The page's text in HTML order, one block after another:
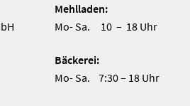
Mehlladen:
Mo- Sa. 10 – 18 Uhr
Bäckerei:
Mo- Sa. 7:30 – 18 Uhr